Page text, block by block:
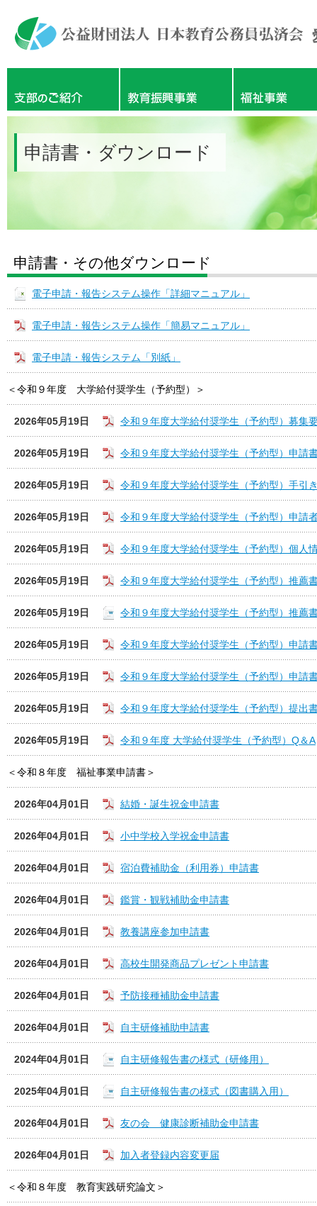
申請書・ダウンロード
申請書・その他ダウンロード
電子申請・報告システム操作「詳細マニュアル」
電子申請・報告システム操作「簡易マニュアル」
電子申請・報告システム「別紙」
＜令和９年度 大学給付奨学生（予約型）＞
2026年05月19日 令和９年度大学給付奨学生（予約型）募集
2026年05月19日 令和９年度大学給付奨学生（予約型）申請
2026年05月19日 令和９年度大学給付奨学生（予約型）手引
2026年05月19日 令和９年度大学給付奨学生（予約型）申請
2026年05月19日 令和９年度大学給付奨学生（予約型）個人
2026年05月19日 令和９年度大学給付奨学生（予約型）推薦
2026年05月19日 令和９年度大学給付奨学生（予約型）推薦
2026年05月19日 令和９年度大学給付奨学生（予約型）申請
2026年05月19日 令和９年度大学給付奨学生（予約型）申請
2026年05月19日 令和９年度大学給付奨学生（予約型）提出
2026年05月19日 令和９年度 大学給付奨学生（予約型）Q＆A
＜令和８年度 福祉事業申請書＞
2026年04月01日 結婚・誕生祝金申請書
2026年04月01日 小中学校入学祝金申請書
2026年04月01日 宿泊費補助金（利用券）申請書
2026年04月01日 鑑賞・観戦補助金申請書
2026年04月01日 教養講座参加申請書
2026年04月01日 高校生開発商品プレゼント申請書
2026年04月01日 予防接種補助金申請書
2026年04月01日 自主研修補助申請書
2024年04月01日 自主研修報告書の様式（研修用）
2025年04月01日 自主研修報告書の様式（図書購入用）
2026年04月01日 友の会 健康診断補助金申請書
2026年04月01日 加入者登録内容変更届
＜令和８年度 教育実践研究論文＞